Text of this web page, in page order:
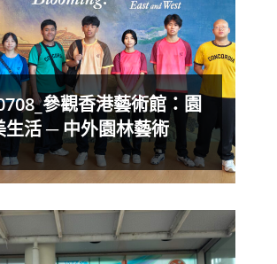
參觀香港藝術館：園
生活 ─ 中外園林藝術